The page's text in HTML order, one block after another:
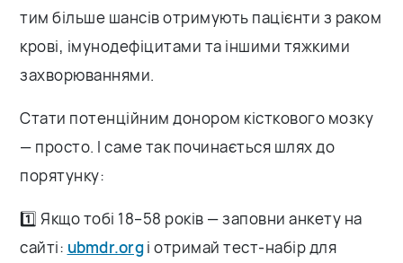
тим більше шансів отримують пацієнти з раком
крові, імунодефіцитами та іншими тяжкими
захворюваннями.
Стати потенційним донором кісткового мозку
— просто. І саме так починається шлях до
порятунку:
1️⃣ Якщо тобі 18–58 років — заповни анкету на
сайті: ubmdr.orgі отримай тест-набір для